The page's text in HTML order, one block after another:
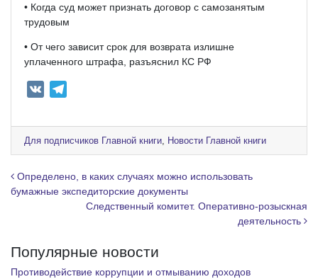
• Когда суд может признать договор с самозанятым
трудовым
• От чего зависит срок для возврата излишне
уплаченного штрафа, разъяснил КС РФ
e
g
r
a
Для подписчиков Главной книги, Новости Главной книги
Навигация по записям
Определено, в каких случаях можно использовать
бумажные экспедиторские документы
Следственный комитет. Оперативно-розыскная
деятельность
Популярные новости
Противодействие коррупции и отмыванию доходов